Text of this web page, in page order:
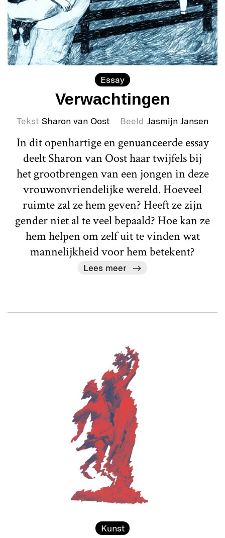
Essay
Verwachtingen
Tekst Sharon van Oost Beeld Jasmijn Jansen
In dit openhartige en genuanceerde essay
deelt Sharon van Oost haar twijfels bij
het grootbrengen van een jongen in deze
vrouwonvriendelijke wereld. Hoeveel
ruimte zal ze hem geven? Heeft ze zijn
gender niet al te veel bepaald? Hoe kan ze
hem helpen om zelf uit te vinden wat
mannelijkheid voor hem betekent?
Lees meer
Kunst